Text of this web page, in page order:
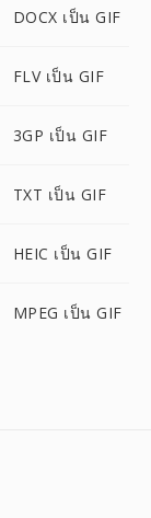
DOCX เป็น GIF
FLV เป็น GIF
3GP เป็น GIF
TXT เป็น GIF
HEIC เป็น GIF
MPEG เป็น GIF